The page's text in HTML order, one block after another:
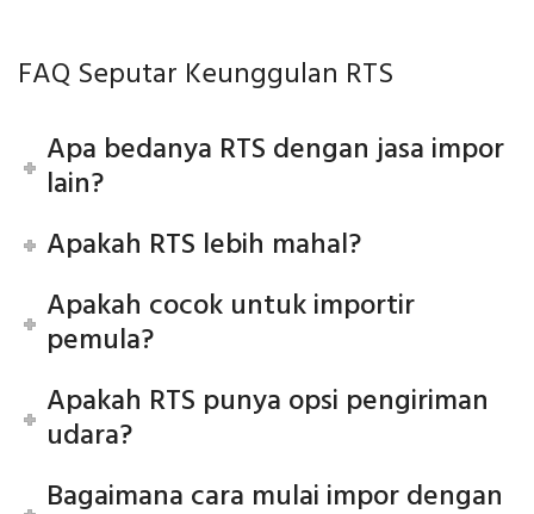
FAQ Seputar Keunggulan RTS
Apa bedanya RTS dengan jasa impor
lain?
Apakah RTS lebih mahal?
Apakah cocok untuk importir
pemula?
Apakah RTS punya opsi pengiriman
udara?
Bagaimana cara mulai impor dengan